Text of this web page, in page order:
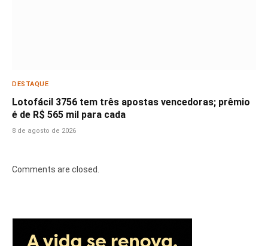
DESTAQUE
Lotofácil 3756 tem três apostas vencedoras; prêmio
é de R$ 565 mil para cada
8 de agosto de 2026
Comments are closed.